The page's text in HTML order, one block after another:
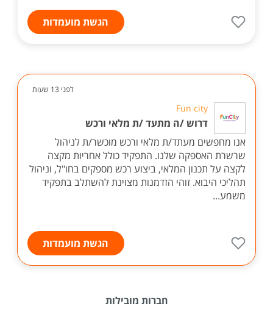
הגשת מועמדות
לפני 13 שעות
Fun city
דרוש /ה מתעד /ת מלאי ורכש
אנו מחפשים מעתד/ת מלאי ורכש מוכשר/ת לניהול
שרשרת האספקה שלנו. התפקיד כולל אחריות מקצה
לקצה על תכנון המלאי, ביצוע רכש מספקים בחו"ל, וניהול
תהליכי היבוא. זוהי הזדמנות מצוינת להשתלב בתפקיד
משמע...
הגשת מועמדות
חברות מובילות